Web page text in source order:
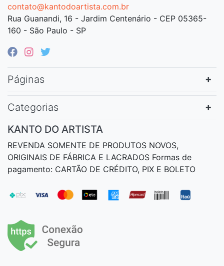
contato@kantodoartista.com.br
Rua Guanandi, 16 - Jardim Centenário - CEP 05365-
160 - São Paulo - SP
Páginas
Categorias
KANTO DO ARTISTA
REVENDA SOMENTE DE PRODUTOS NOVOS,
ORIGINAIS DE FÁBRICA E LACRADOS Formas de
pagamento: CARTÃO DE CRÉDITO, PIX E BOLETO